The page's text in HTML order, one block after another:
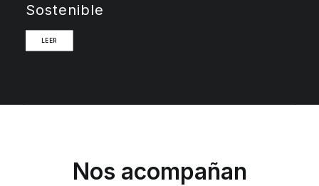
Sostenible
LEER
Nos acompañan